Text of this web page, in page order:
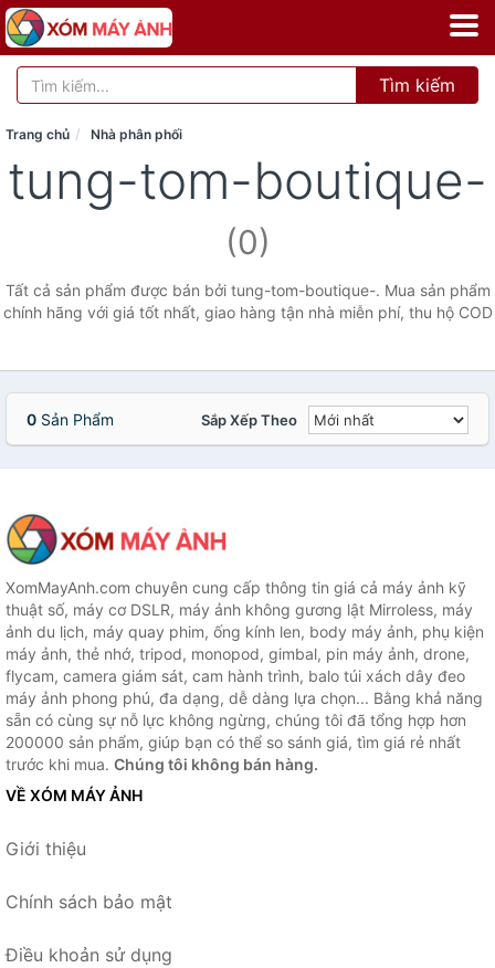
Tìm kiếm
Trang chủ Nhà phân phối
tung-tom-boutique-
(0)
Tất cả sản phẩm được bán bởi tung-tom-boutique-. Mua sản phẩm
chính hãng với giá tốt nhất, giao hàng tận nhà miễn phí, thu hộ COD
0 Sản Phẩm Sắp Xếp Theo
XomMayAnh.com chuyên cung cấp thông tin giá cả máy ảnh kỹ
thuật số, máy cơ DSLR, máy ảnh không gương lật Mirroless, máy
ảnh du lịch, máy quay phim, ống kính len, body máy ảnh, phụ kiện
máy ảnh, thẻ nhớ, tripod, monopod, gimbal, pin máy ảnh, drone,
flycam, camera giám sát, cam hành trình, balo túi xách dây đeo
máy ảnh phong phú, đa dạng, dễ dàng lựa chọn... Bằng khả năng
sẵn có cùng sự nỗ lực không ngừng, chúng tôi đã tổng hợp hơn
200000 sản phẩm, giúp bạn có thể so sánh giá, tìm giá rẻ nhất
trước khi mua. Chúng tôi không bán hàng.
VỀ XÓM MÁY ẢNH
Giới thiệu
Chính sách bảo mật
Điều khoản sử dụng